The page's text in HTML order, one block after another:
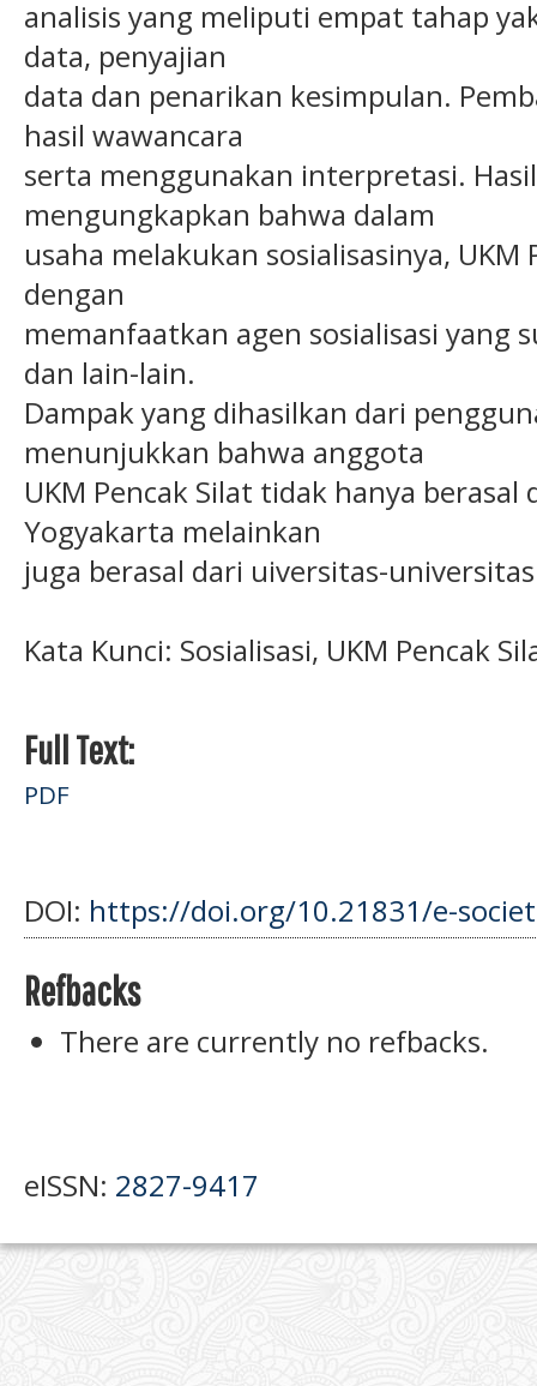
analisis yang meliputi empat tahap
data, penyajian
data dan penarikan kesimpulan.
hasil wawancara
serta menggunakan interpretasi.
mengungkapkan bahwa dalam
usaha melakukan sosialisasinya,
dengan
memanfaatkan agen sosialisasi yang
dan lain-lain.
Dampak yang dihasilkan dari
menunjukkan bahwa anggota
UKM Pencak Silat tidak hanya
Yogyakarta melainkan
juga berasal dari uiversitas-
Kata Kunci: Sosialisasi, UKM Pencak
Full Text:
PDF
DOI: https://doi.org/10.21831/e-
Refbacks
There are currently no refbacks.
eISSN: 2827-9417